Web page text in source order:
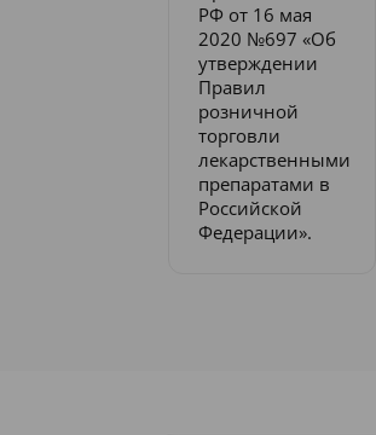
РФ от 16 мая
2020 №697 «Об
утверждении
Правил
розничной
торговли
лекарственными
препаратами в
Российской
Федерации».